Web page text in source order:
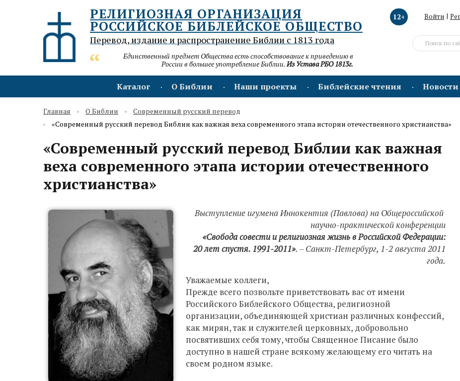
РЕЛИГИОЗНАЯ ОРГАНИЗАЦИЯ
РОССИЙСКОЕ БИБЛЕЙСКОЕ ОБЩЕСТВО
Перевод, издание и распространение Библии с 1813 года
Единственный предмет Общества есть способствование к приведению в
России в большее употребление Библии.Из Устава РБО 1813г.
12+ Войти |
Каталог О Библии Наши проекты Библейские чтения Новости
Главная О Библии
Современный русский перевод
«Современный русский перевод Библии как важная веха современного этапа истории отечественного христианства»
«Современный русский перевод Библии как важная
веха современного этапа истории отечественного
христианства»
Выступление игумена Иннокентия (Павлова) на Общероссийской
научно-практической конференции
«Свобода совести и религиозная жизнь в Российской Федерации:
20 лет спустя. 1991-2011». – Санкт-Петербург, 1-2 августа 2011
года.
Уважаемые коллеги,
Прежде всего позвольте приветствовать вас от имени
Российского Библейского Общества, религиозной
организации, объединяющей христиан различных конфессий,
как мирян, так и служителей церковных, добровольно
посвятивших себя тому, чтобы Священное Писание было
доступно в нашей стране всякому желающему его читать на
своем родном языке.